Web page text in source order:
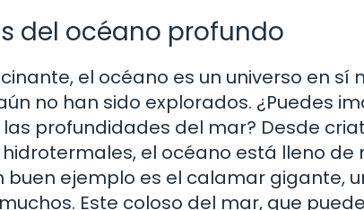
del océano profundo
el océano es un universo en sí
no han sido explorados. ¿Puedes
profundidades del mar? Desde
el océano está lleno
buen ejemplo es el calamar gigante,
Este coloso del mar, que